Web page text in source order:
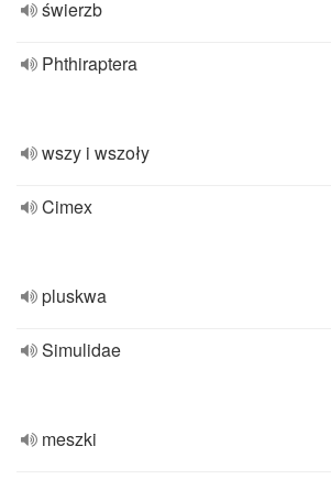
świerzb
Phthiraptera
wszy i wszoły
Cimex
pluskwa
Simulidae
meszki